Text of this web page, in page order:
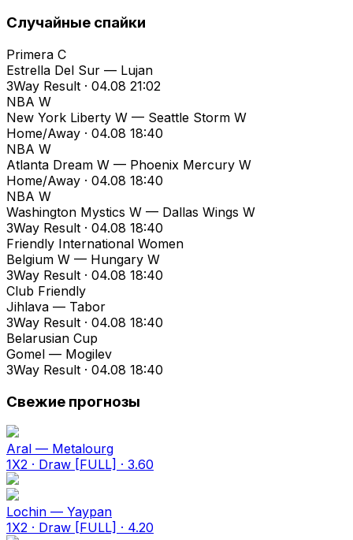
Случайные спайки
Primera C
Estrella Del Sur — Lujan
3Way Result · 04.08 21:02
NBA W
New York Liberty W — Seattle Storm W
Home/Away · 04.08 18:40
NBA W
Atlanta Dream W — Phoenix Mercury W
Home/Away · 04.08 18:40
NBA W
Washington Mystics W — Dallas Wings W
3Way Result · 04.08 18:40
Friendly International Women
Belgium W — Hungary W
3Way Result · 04.08 18:40
Club Friendly
Jihlava — Tabor
3Way Result · 04.08 18:40
Belarusian Cup
Gomel — Mogilev
3Way Result · 04.08 18:40
Свежие прогнозы
Aral — Metalourg
1X2 · Draw [FULL] · 3.60
Lochin — Yaypan
1X2 · Draw [FULL] · 4.20